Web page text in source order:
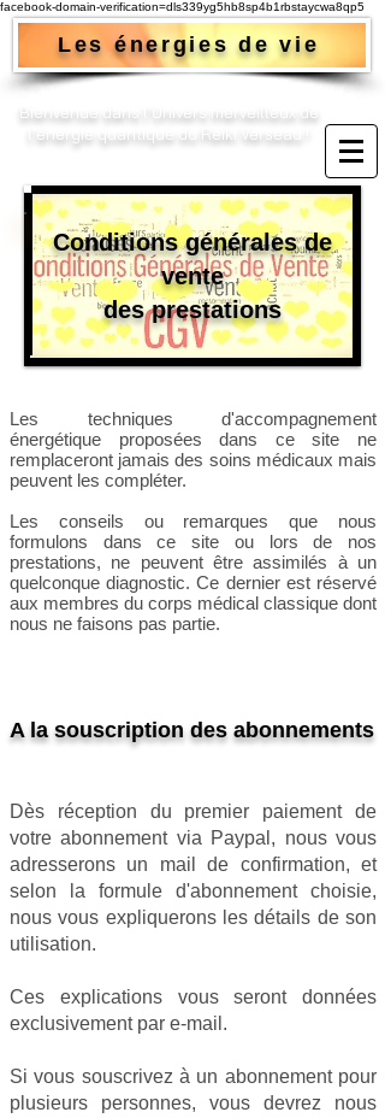
facebook-domain-verification=dls339yg5hb8sp4b1rbstaycwa8qp5
Les énergies de vie
Bienvenue dans l'Univers merveilleux de
l'énergie quantique du Reiki Verseau !​
Conditions générales de
vente
des prestations
Les techniques d'accompagnement
énergétique proposées dans ce site ne
remplaceront jamais des soins médicaux mais
peuvent les compléter.
Les conseils ou remarques que nous
formulons dans ce site ou lors de nos
prestations, ne peuvent être assimilés à un
quelconque diagnostic. Ce dernier est réservé
aux membres du corps médical classique dont
nous ne faisons pas partie.
A la souscription des abonnements
Dès réception du premier paiement de
votre abonnement via Paypal, nous vous
adresserons un mail de confirmation, et
selon la formule d'abonnement choisie,
nous vous expliquerons les détails de son
utilisation.
Ces explications vous seront données
exclusivement par e-mail.
Si vous souscrivez à un abonnement pour
plusieurs personnes, vous devrez nous